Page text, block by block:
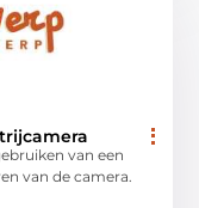
van een
van de camera.